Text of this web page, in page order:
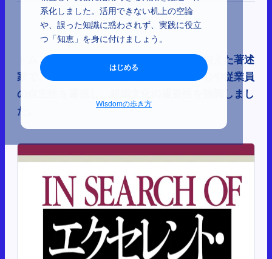
系化しました。活用できない机上の空論
や、誤った知識に惑わされず、実践に役立
つ「知恵」を身に付けましょう。
はじめる
Wisdomの歩き方
トム・ピーターズは現代経営論に影響を与えた著述
家で、エクセレンス理論を提唱。顧客中心や従業員
の自主性を重視し、組織文化の重要性を強調しまし
た。